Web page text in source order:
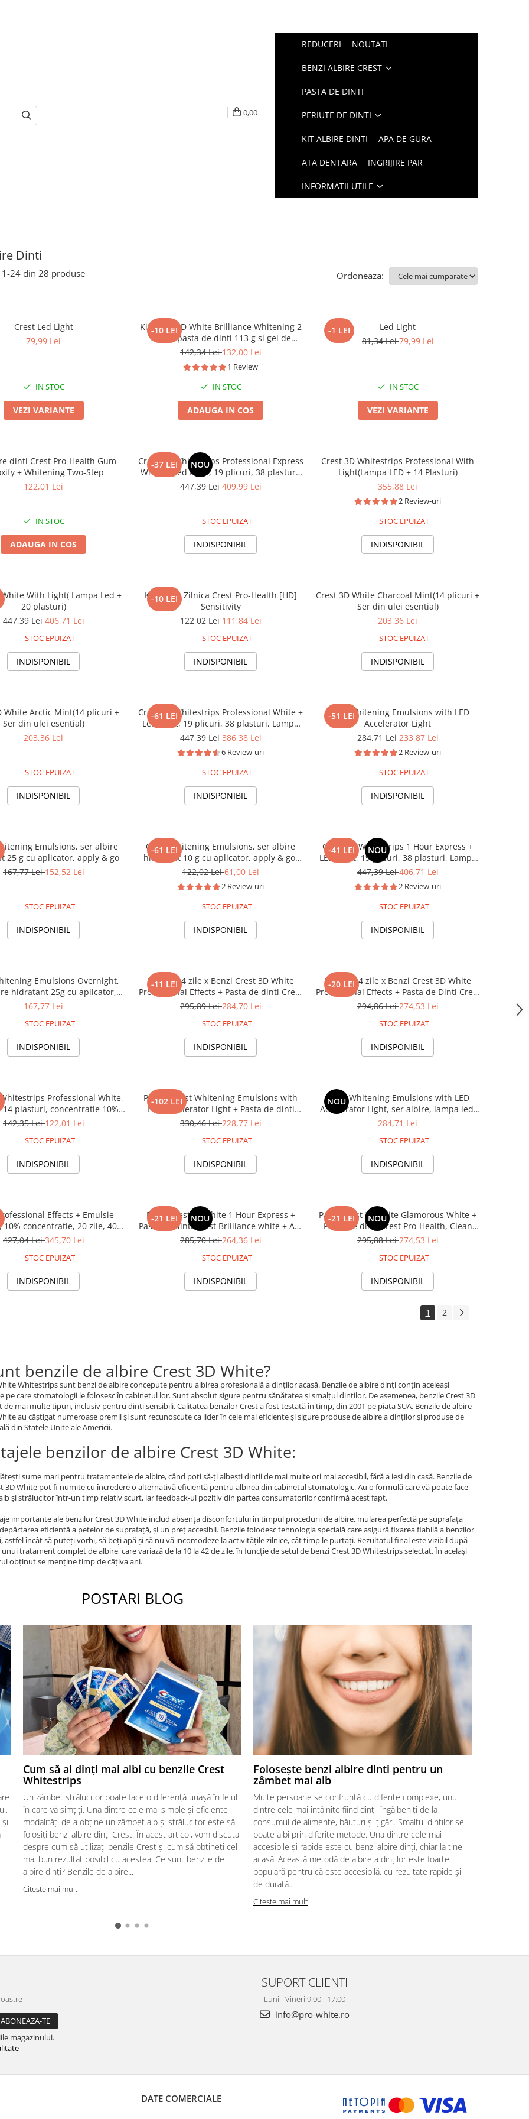
0,00
REDUCERI NOUTATI
BENZI ALBIRE CREST
PASTA DE DINTI
PERIUTE DE DINTI
KIT ALBIRE DINTI APA DE GURA
ATA DENTARA INGRIJIRE PAR
INFORMATII UTILE
Dinti
1-24 din 28 produse Ordoneaza:
Crest Led Light
79,99 Lei
IN STOC
VEZI VARIANTE
-10 LEI
Kit Crest 3D White Brilliance Whitening 2
Steps, pasta de dinți 113 g si gel de
albire 65 g
142,34 Lei132,00 Lei
1 Review
IN STOC
ADAUGA IN COS
-1 LEI
Led Light
81,34 Lei79,99 Lei
IN STOC
VEZI VARIANTE
dinti Crest Pro-Health Gum
+ Whitening Two-Step
122,01 Lei
IN STOC
ADAUGA IN COS
-37 LEI NOU
Crest 3D Whitestrips Professional Express
White + Led Light, 19 plicuri, 38 plasturi,
Lampa UV, concentratie 10%, nivel albire
447,39 Lei409,99 Lei
STOC EPUIZAT
INDISPONIBIL
Crest 3D Whitestrips Professional With
Light(Lampa LED + 14 Plasturi)
355,88 Lei
2 Review-uri
STOC EPUIZAT
INDISPONIBIL
With Light( Lampa Led +
20 plasturi)
447,39 Lei406,71 Lei
STOC EPUIZAT
INDISPONIBIL
-10 LEI
Kit Albire Zilnica Crest Pro-Health [HD]
Sensitivity
122,02 Lei111,84 Lei
STOC EPUIZAT
INDISPONIBIL
Crest 3D White Charcoal Mint(14 plicuri +
Ser din ulei esential)
203,36 Lei
STOC EPUIZAT
INDISPONIBIL
White Arctic Mint(14 plicuri +
Ser din ulei esential)
203,36 Lei
STOC EPUIZAT
INDISPONIBIL
-61 LEI
Crest 3D Whitestrips Professional White +
Led Light, 19 plicuri, 38 plasturi, Lampa
UV, concentratie 10%, nivel albire 30, kit
447,39 Lei386,38 Lei
6 Review-uri
STOC EPUIZAT
INDISPONIBIL
-51 LEI
Crest Whitening Emulsions with LED
Accelerator Light
284,71 Lei233,87 Lei
2 Review-uri
STOC EPUIZAT
INDISPONIBIL
Emulsions, ser albire
25 g cu aplicator, apply & go
167,77 Lei152,52 Lei
STOC EPUIZAT
INDISPONIBIL
-61 LEI
Crest Whitening Emulsions, ser albire
hidratant 10 g cu aplicator, apply & go,
pentru dinti sensibili
122,02 Lei61,00 Lei
2 Review-uri
STOC EPUIZAT
INDISPONIBIL
-41 LEI NOU
Crest 3D Whitestrips 1 Hour Express +
LED Light, 19 plicuri, 38 plasturi, Lampa
UV, concentratie 12%, nivel albire 30, kit
447,39 Lei406,71 Lei
2 Review-uri
STOC EPUIZAT
INDISPONIBIL
Emulsions Overnight,
hidratant 25g cu aplicator,
apply & sleep
167,77 Lei
STOC EPUIZAT
INDISPONIBIL
-11 LEI
Pachet 14 zile x Benzi Crest 3D White
Professional Effects + Pasta de dinti Crest
3D White Brilliance Vibrant Peppermint,
295,89 Lei284,70 Lei
STOC EPUIZAT
INDISPONIBIL
-20 LEI
Pachet 14 zile x Benzi Crest 3D White
Professional Effects + Pasta de Dinti Crest
Peroxide & Baking Soda, 161g, 14 nivele
294,86 Lei274,53 Lei
STOC EPUIZAT
INDISPONIBIL
Professional White,
plasturi, concentratie 10%,
albire 7, kit albire dinti
142,35 Lei122,01 Lei
STOC EPUIZAT
INDISPONIBIL
-102 LEI
Packet Crest Whitening Emulsions with
LED Accelerator Light + Pasta de dinti
Crest PRO-HEALTH Clean mint, 121g
330,46 Lei228,77 Lei
STOC EPUIZAT
INDISPONIBIL
NOU
Crest Whitening Emulsions with LED
Accelerator Light, ser albire, lampa led,
aplicator, pentru dinti sensibili
284,71 Lei
STOC EPUIZAT
INDISPONIBIL
Effects + Emulsie
10% concentratie, 20 zile, 40
nivel albire 18, aplicare 45
427,04 Lei345,70 Lei
STOC EPUIZAT
INDISPONIBIL
-21 LEI NOU
PACK Crest 3DWhite 1 Hour Express +
Pasta de dinti Crest Brilliance white + Ata
Dentara Oral-B Glide Pro-Health
285,70 Lei264,36 Lei
STOC EPUIZAT
INDISPONIBIL
-21 LEI NOU
PACK Crest 3DWhite Glamorous White +
Pasta de dinti Crest Pro-Health, Clean
Mint, 121g + Ata Dentara Oral-B Glide
295,88 Lei274,53 Lei
STOC EPUIZAT
INDISPONIBIL
1 2
benzile de albire Crest 3D White?
Whitestrips sunt benzi de albire concepute pentru albirea profesională a dinților acasă. Benzile de albire dinți conțin aceleași
pe care stomatologii le folosesc în cabinetul lor. Sunt absolut sigure pentru sănătatea și smalțul dinților. De asemenea, benzile Crest 3D
de mai multe tipuri, inclusiv pentru dinți sensibili. Calitatea benzilor Crest a fost testată în timp, din 2001 pe piața SUA. Benzile de albire
au câștigat numeroase premii și sunt recunoscute ca lider în cele mai eficiente și sigure produse de albire a dinților și produse de
din Statele Unite ale Americii.
benzilor de albire Crest 3D White:
sume mari pentru tratamentele de albire, când poți să-ți albești dinții de mai multe ori mai accesibil, fără a ieși din casă. Benzile de
3D White pot fi numite cu încredere o alternativă eficientă pentru albirea din cabinetul stomatologic. Au o formulă care vă poate face
și strălucitor într-un timp relativ scurt, iar feedback-ul pozitiv din partea consumatorilor confirmă acest fapt.
importante ale benzilor Crest 3D White includ absența disconfortului în timpul procedurii de albire, mularea perfectă pe suprafața
eficientă a petelor de suprafață, și un preț accesibil. Benzile folodesc tehnologia specială care asigură fixarea fiabilă a benzilor
astfel încât să puteți vorbi, să beți apă și să nu vă incomodeze la activitățile zilnice, cât timp le purtați. Rezultatul final este vizibil după
tratament complet de albire, care variază de la 10 la 42 de zile, în funcție de setul de benzi Crest 3D Whitestrips selectat. În același
obținut se menține timp de câțiva ani.
POSTARI BLOG
Cum să ai dinți mai albi cu benzile Crest
Whitestrips
Un zâmbet strălucitor poate face o diferență uriașă în felul
în care vă simțiți. Una dintre cele mai simple și eficiente
modalități de a obține un zâmbet alb și strălucitor este să
folosiți benzi albire dinți Crest. În acest articol, vom discuta
despre cum să utilizați benzile Crest și cum să obțineți cel
mai bun rezultat posibil cu acestea. Ce sunt benzile de
albire dinți? Benzile de albire...
Citeste mai mult
Folosește benzi albire dinti pentru un
zâmbet mai alb
Multe persoane se confruntă cu diferite complexe, unul
dintre cele mai întâlnite fiind dinții îngălbeniți de la
consumul de alimente, băuturi și țigări. Smalțul dinților se
poate albi prin diferite metode. Una dintre cele mai
accesibile și rapide este cu benzi albire dinți, chiar la tine
acasă. Această metodă de albire a dinților este foarte
populară pentru că este accesibilă, cu rezultate rapide și
de durată....
Citeste mai mult
magazinului.
SUPORT CLIENTI
Luni - Vineri 9:00 - 17:00
info@pro-white.ro
DATE COMERCIALE